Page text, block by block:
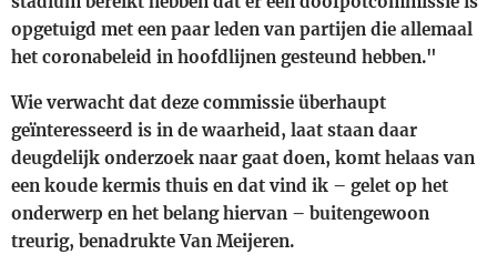
opgetuigd met een paar leden van partijen die allemaal
het coronabeleid in hoofdlijnen gesteund hebben."
Wie verwacht dat deze commissie überhaupt
geïnteresseerd is in de waarheid, laat staan daar
deugdelijk onderzoek naar gaat doen, komt helaas van
een koude kermis thuis en dat vind ik – gelet op het
onderwerp en het belang hiervan – buitengewoon
treurig, benadrukte Van Meijeren.